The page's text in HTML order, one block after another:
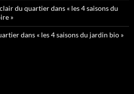
du quartier dans « les 4 saisons du
»
dans « les 4 saisons du jardin bio »